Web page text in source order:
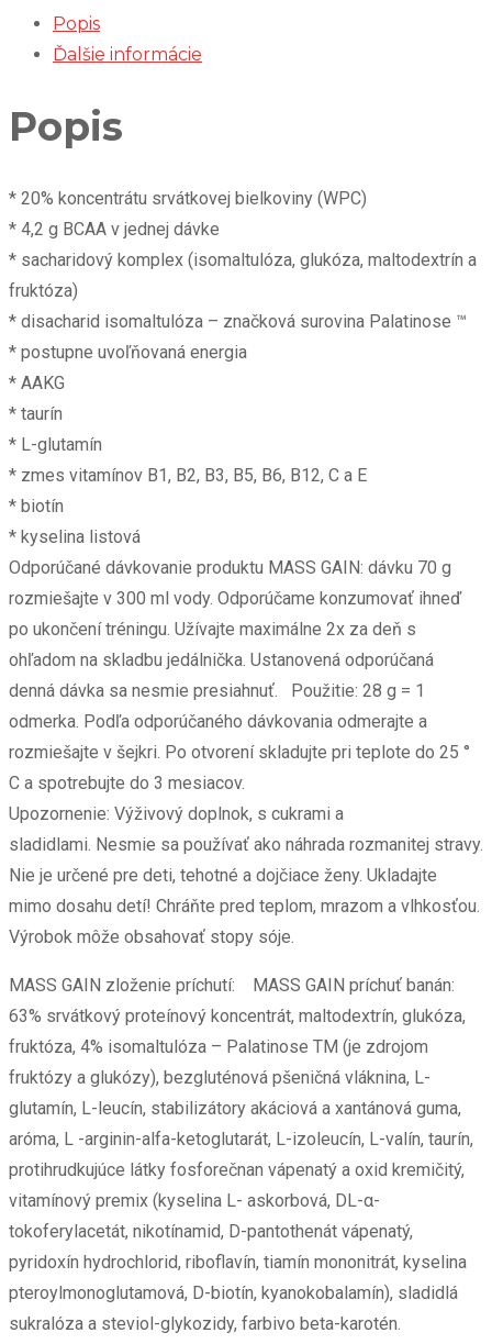
Popis
Ďalšie informácie
Popis
* 20% koncentrátu srvátkovej bielkoviny (WPC)
* 4,2 g BCAA v jednej dávke
* sacharidový komplex (isomaltulóza, glukóza, maltodextrín a
fruktóza)
* disacharid isomaltulóza – značková surovina Palatinose ™
* postupne uvoľňovaná energia
* AAKG
* taurín
* L-glutamín
* zmes vitamínov B1, B2, B3, B5, B6, B12, C a E
* biotín
* kyselina listová
Odporúčané dávkovanie produktu MASS GAIN: dávku 70 g
rozmiešajte v 300 ml vody. Odporúčame konzumovať ihneď
po ukončení tréningu. Užívajte maximálne 2x za deň s
ohľadom na skladbu jedálnička. Ustanovená odporúčaná
denná dávka sa nesmie presiahnuť. Použitie: 28 g = 1
odmerka. Podľa odporúčaného dávkovania odmerajte a
rozmiešajte v šejkri. Po otvorení skladujte pri teplote do 25 °
C a spotrebujte do 3 mesiacov.
Upozornenie: Výživový doplnok, s cukrami a
sladidlami. Nesmie sa používať ako náhrada rozmanitej stravy.
Nie je určené pre deti, tehotné a dojčiace ženy. Ukladajte
mimo dosahu detí! Chráňte pred teplom, mrazom a vlhkosťou.
Výrobok môže obsahovať stopy sóje.
MASS GAIN zloženie príchutí: MASS GAIN príchuť banán:
63% srvátkový proteínový koncentrát, maltodextrín, glukóza,
fruktóza, 4% isomaltulóza – Palatinose TM (je zdrojom
fruktózy a glukózy), bezgluténová pšeničná vláknina, L-
glutamín, L-leucín, stabilizátory akáciová a xantánová guma,
aróma, L -arginin-alfa-ketoglutarát, L-izoleucín, L-valín, taurín,
protihrudkujúce látky fosforečnan vápenatý a oxid kremičitý,
vitamínový premix (kyselina L- askorbová, DL-α-
tokoferylacetát, nikotínamid, D-pantothenát vápenatý,
pyridoxín hydrochlorid, riboflavín, tiamín mononitrát, kyselina
pteroylmonoglutamová, D-biotín, kyanokobalamín), sladidlá
sukralóza a steviol-glykozidy, farbivo beta-karotén.